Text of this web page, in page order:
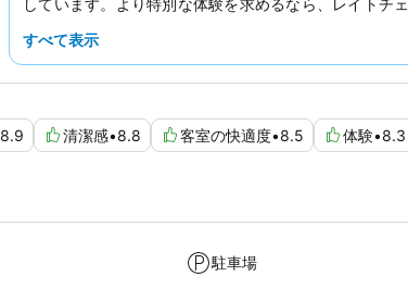
すべて表示
8.9 清潔感•8.8 客室の快適度•8.5 体験•8.3
駐車場